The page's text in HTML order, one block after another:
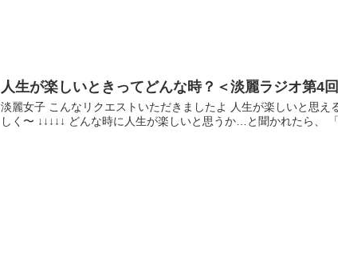
人生が楽しいときってどんな時？＜淡麗ラジオ第4
淡麗女子 こんなリクエストいただきましたよ 人生が楽しいと思
しく〜 ↓↓↓↓↓ どんな時に人生が楽しいと思うか…と聞かれたら、